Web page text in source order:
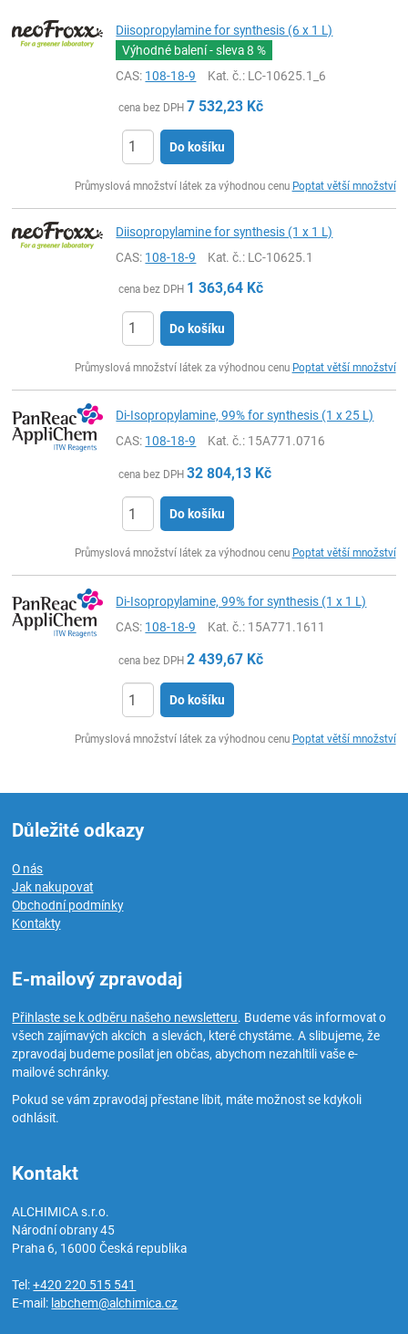
Diisopropylamine for synthesis (6 x 1 L)
Výhodné balení - sleva8 %
CAS: 108-18-9 Kat. č.: LC-10625.1_6
cena bez DPH 7 532,23 Kč
Do košíku
Průmyslová množství látek za výhodnou cenu Poptat větší množství
Diisopropylamine for synthesis (1 x 1 L)
CAS: 108-18-9 Kat. č.: LC-10625.1
cena bez DPH 1 363,64 Kč
Do košíku
Průmyslová množství látek za výhodnou cenu Poptat větší množství
Di-Isopropylamine, 99% for synthesis (1 x 25 L)
CAS: 108-18-9 Kat. č.: 15A771.0716
cena bez DPH 32 804,13 Kč
Do košíku
Průmyslová množství látek za výhodnou cenu Poptat větší množství
Di-Isopropylamine, 99% for synthesis (1 x 1 L)
CAS: 108-18-9 Kat. č.: 15A771.1611
cena bez DPH 2 439,67 Kč
Do košíku
Průmyslová množství látek za výhodnou cenu Poptat větší množství
Důležité odkazy
O nás
Jak nakupovat
Obchodní podmínky
Kontakty
E-mailový zpravodaj
Přihlaste se k odběru našeho newsletteru. Budeme vás informovat o
všech zajímavých akcích a slevách, které chystáme. A slibujeme, že
zpravodaj budeme posílat jen občas, abychom nezahltili vaše e-
mailové schránky.
Pokud se vám zpravodaj přestane líbit, máte možnost se kdykoli
odhlásit.
Kontakt
ALCHIMICA s.r.o.
Národní obrany 45
Praha 6, 16000Česká republika
Tel:+420 220 515 541
E-mail: labchem@alchimica.cz